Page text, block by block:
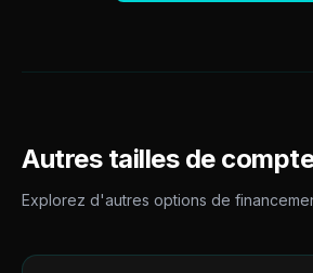
Autres tailles de
Explorez d'autres options de